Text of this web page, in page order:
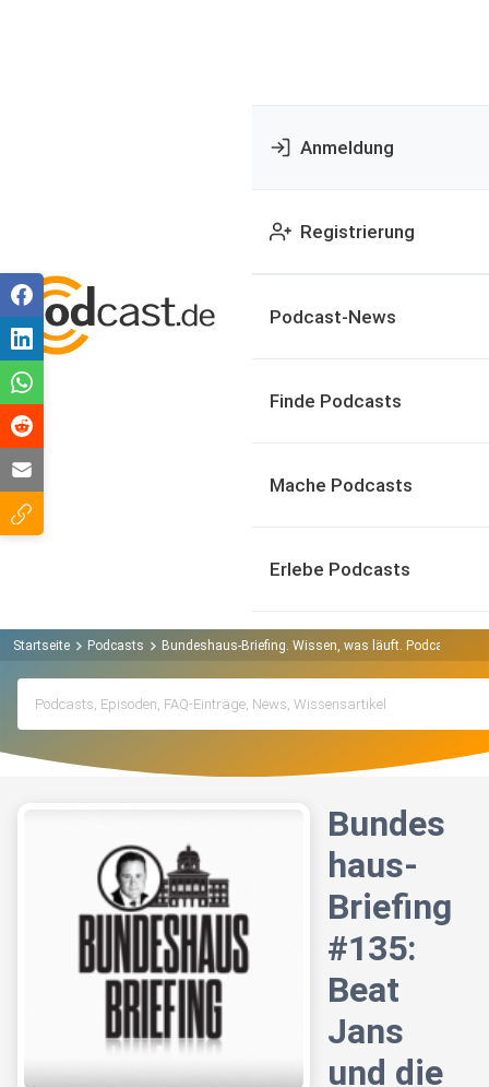
Anmeldung
Registrierung
Podcast-News
Finde Podcasts
Mache Podcasts
Erlebe Podcasts
Startseite Podcasts Bundeshaus-Briefing. Wissen, was läuft. Podcast
Bundes
haus-
Briefing
#135:
Beat
Jans
und die